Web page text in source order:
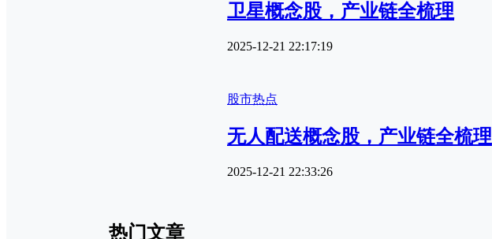
卫星概念股，产业链全梳理
2025-12-21 22:17:19
股市热点
无人配送概念股，产业链全梳理
2025-12-21 22:33:26
热门文章